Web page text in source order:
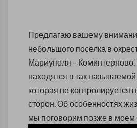
Предлагаю вашему
небольшого поселка в
Мариуполя – Коминтерново.
находятся в так
которая не контролируется
сторон. Об особенностях
мы поговорим позже в моем